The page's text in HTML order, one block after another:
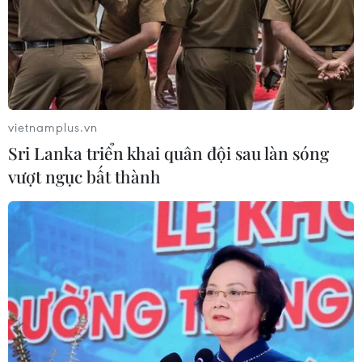
Tây Ninh: Tạo điều kiện hình thành
doanh nghiệp công nghệ chiến lược
06/08/2026 04:45
chủ 10 công nghệ lõi vào năm 2030
06/08/2026 04:38
Ngày An ninh mạng Việt Nam: Kiến
tạo không gian mạng an toàn, nhân
văn
06/08/2026 02:49
Thủ tướng Lê Minh Hưng
vietnamplus.vn
Sri Lanka triển khai quân đội sau làn sóng
vượt ngục bất thành